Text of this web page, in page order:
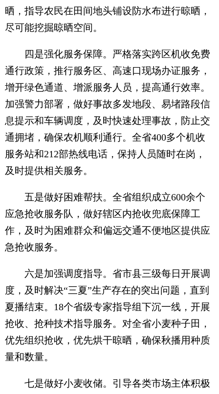
晒，指导农民在田间地头铺设防水布进行晾晒，
尽可能挖掘晾晒空间。
四是强化服务保障。严格落实跨区机收免费
通行政策，推行服务区、高速口现场办证服务，
增开绿色通道、增派服务人员，提高通行效率。
加强警力部署，做好事故多发地段、易堵路段信
息提示和车辆调度，及时快速处理事故，防止交
通拥堵，确保农机顺利通行。全省400多个机收
服务站和212部热线电话，保持人员随时在岗，
及时提供相关服务。
五是做好困难帮扶。全省组织成立600余个
应急抢收服务队，做好辖区内抢收兜底保障工
作，及时为困难群众和偏远交通不便地区提供应
急抢收服务。
六是加强调度指导。省市县三级每日开展调
度，及时解决“三夏”生产存在的突出问题，直到
夏播结束。18个省级专家指导组下沉一线，开展
抢收、抢种技术指导服务。对全省小麦种子田，
优先组织抢收，优先烘干晾晒，确保秋播用种质
量和数量。
七是做好小麦收储。引导各类市场主体积极